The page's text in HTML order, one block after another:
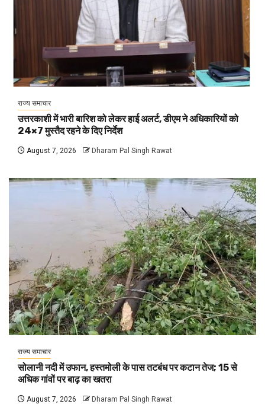
राज्य समाचार
उत्तरकाशी में भारी बारिश को लेकर हाई अलर्ट, डीएम ने अधिकारियों को
24×7 मुस्तैद रहने के दिए निर्देश
August 7, 2026 Dharam Pal Singh Rawat
राज्य समाचार
सोलानी नदी में उफान, हस्तमोली के पास तटबंध पर कटान तेज; 15 से
अधिक गांवों पर बाढ़ का खतरा
August 7, 2026 Dharam Pal Singh Rawat